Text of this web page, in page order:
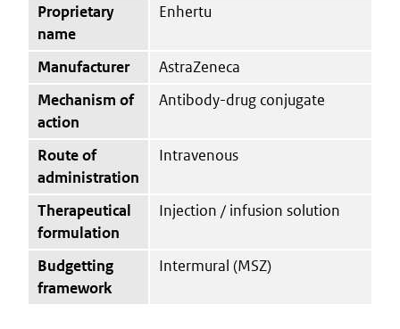
Proprietary
name
Enhertu
Manufacturer
AstraZeneca
Mechanism of
action
Antibody-drug conjugate
Route of
administration
Intravenous
Therapeutical
formulation
Injection / infusion solution
Budgetting
framework
Intermural (MSZ)